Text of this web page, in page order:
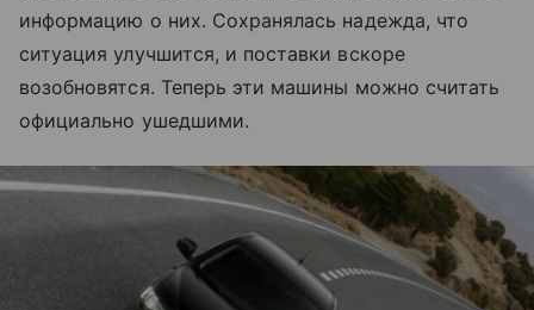
информацию о них. Сохранялась надежда, что
ситуация улучшится, и поставки вскоре
возобновятся. Теперь эти машины можно считать
официально ушедшими.